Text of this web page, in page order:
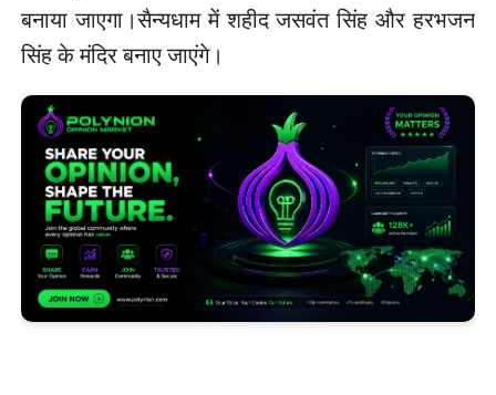
बनाया जाएगा।सैन्यधाम में शहीद जसवंत सिंह और हरभजन
सिंह के मंदिर बनाए जाएंगे।